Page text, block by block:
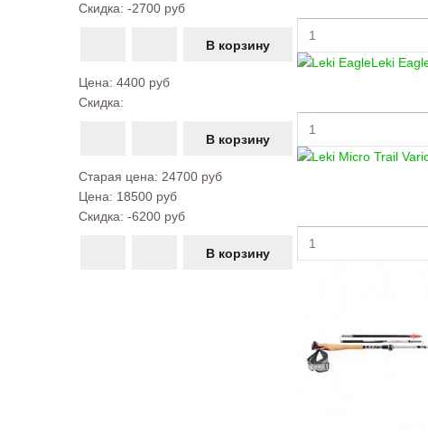
Скидка: -2700 руб
Leki
Цена: 4400 руб
Скидка:
Старая цена: 24700 руб
Цена: 18500 руб
Скидка: -6200 руб